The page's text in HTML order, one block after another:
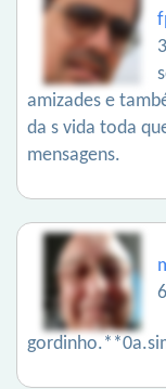
amizades e
da s vida toda
mensagens.